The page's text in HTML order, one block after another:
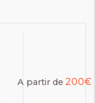
A partir de 200€